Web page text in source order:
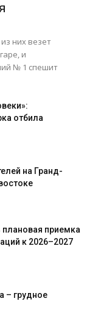
них везет
и
№ 1 спешит
отбила
на Гранд-
плановая приемка
к 2026–2027
– грудное